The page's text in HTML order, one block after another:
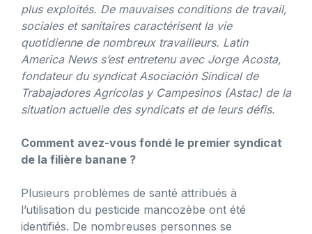
plus exploités. De mauvaises conditions de travail,
sociales et sanitaires caractérisent la vie
quotidienne de nombreux travailleurs. Latin
America News s’est entretenu avec Jorge Acosta,
fondateur du syndicat Asociación Sindical de
Trabajadores Agrícolas y Campesinos (Astac) de la
situation actuelle des syndicats et de leurs défis.
Comment avez-vous fondé le premier syndicat
de la filière banane ?
Plusieurs problèmes de santé attribués à
l’utilisation du pesticide mancozèbe ont été
identifiés. De nombreuses personnes se